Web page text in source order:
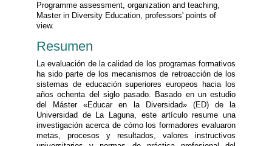
Programme assessment, organization and teaching,
Master in Diversity Education, professors' points of
view.
Resumen
La evaluación de la calidad de los programas formativos
ha sido parte de los mecanismos de retroacción de los
sistemas de educación superiores europeos hacia los
años ochenta del siglo pasado. Basado en un estudio
del Máster «Educar en la Diversidad» (ED) de la
Universidad de La Laguna, este artículo resume una
investigación acerca de cómo los formadores evaluaron
metas, procesos y resultados, valores instructivos